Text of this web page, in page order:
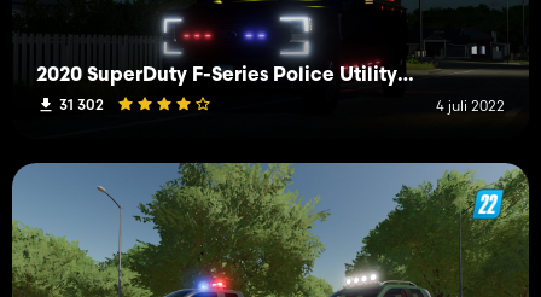
2020 SuperDuty F-Series Police Utility (Simple IC & Passenger)
31 302 4 juli 2022